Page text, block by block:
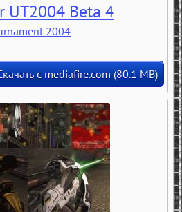
UT2004 Beta 4
2004
с mediafire.com (80.1 MB)